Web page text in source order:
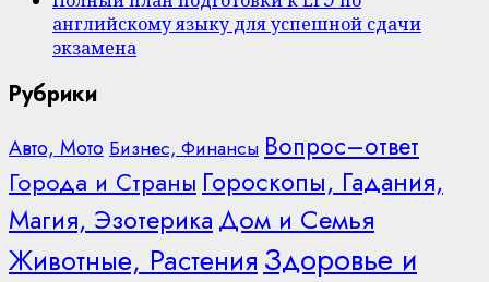
английскому языку для успешной сдачи
экзамена
Рубрики
Авто, Мото Бизнес, Финансы Вопрос–ответ
Города и Страны Гороскопы, Гадания,
Магия, Эзотерика Дом и Семья
Животные, Растения Здоровье и